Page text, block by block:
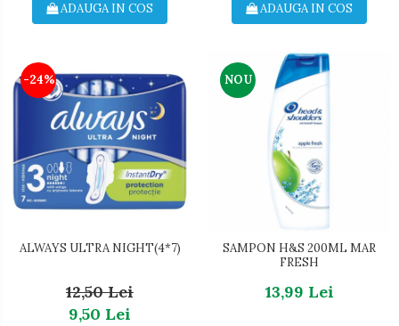
ADAUGA IN COS ADAUGA IN COS
-24%
ALWAYS ULTRA NIGHT(4*7)
12,50 Lei
9,50 Lei
NOU
SAMPON H&S 200ML MAR
FRESH
13,99 Lei